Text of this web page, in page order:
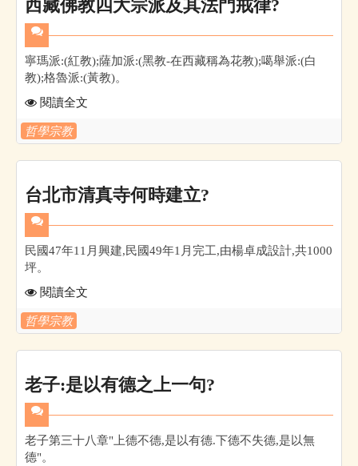
西藏佛教四大宗派及其法門戒律?
寧瑪派:(紅教);薩加派:(黑教-在西藏稱為花教);噶舉派:(白
教);格魯派:(黃教)。
閱讀全文
哲學宗教
台北市清真寺何時建立?
民國47年11月興建,民國49年1月完工,由楊卓成設計,共1000
坪。
閱讀全文
哲學宗教
老子:是以有德之上一句?
老子第三十八章"上德不德,是以有德.下德不失德,是以無
德"。